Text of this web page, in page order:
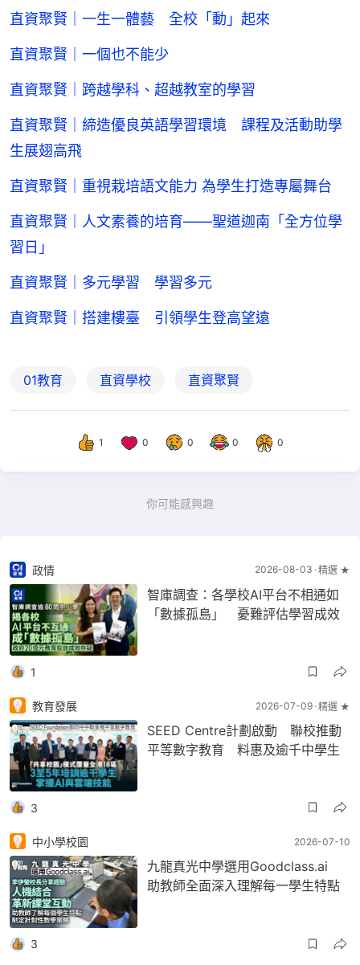
直資聚賢｜一生一體藝 全校「動」起來
直資聚賢｜一個也不能少
直資聚賢｜跨越學科、超越教室的學習
直資聚賢｜締造優良英語學習環境 課程及活動助學
生展翅高飛
直資聚賢｜重視栽培語文能力 為學生打造專屬舞台
直資聚賢｜人文素養的培育——聖道迦南「全方位學
習日」
直資聚賢｜多元學習 學習多元
直資聚賢｜搭建樓臺 引領學生登高望遠
01教育 直資學校 直資聚賢
1 0 0 0 0
你可能感興趣
政情 2026-08-03 精選 ★
智庫調查：各學校AI平台不相通如
「數據孤島」 憂難評估學習成效
1
教育發展 2026-07-09 精選 ★
SEED Centre計劃啟動 聯校推動
平等數字教育 料惠及逾千中學生
3
中小學校園 2026-07-10
九龍真光中學選用Goodclass.ai
助教師全面深入理解每一學生特點
3